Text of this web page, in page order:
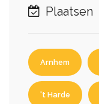
Plaatsen
Arnhem
't Harde